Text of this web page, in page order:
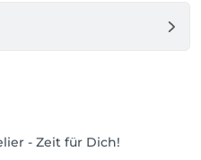
- Zeit für Dich!